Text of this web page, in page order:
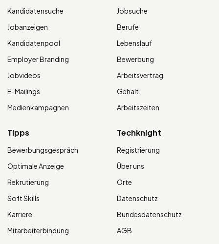
Kandidatensuche
Jobanzeigen
Kandidatenpool
Employer Branding
Jobvideos
E-Mailings
Medienkampagnen
Jobsuche
Berufe
Lebenslauf
Bewerbung
Arbeitsvertrag
Gehalt
Arbeitszeiten
Tipps
Bewerbungsgespräch
Optimale Anzeige
Rekrutierung
Soft Skills
Karriere
Mitarbeiterbindung
Techknight
Registrierung
Über uns
Orte
Datenschutz
Bundesdatenschutz
AGB